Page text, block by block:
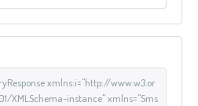
xmlns:i="http://www.w3.or
XMLSchema-instance" xmlns="Sms